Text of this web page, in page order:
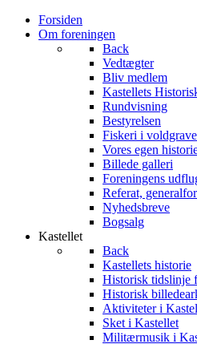
Forsiden
Om foreningen
Back
Vedtægter
Bliv medlem
Kastellets
Rundvisning
Bestyrelsen
Fiskeri i
Vores egen
Billede galleri
Foreningens
Referat,
Nyhedsbreve
Bogsalg
Kastellet
Back
Kastellets historie
Historisk tidslinje
Historisk
Aktiviteter i
Sket i Kastellet
Militærmusik i